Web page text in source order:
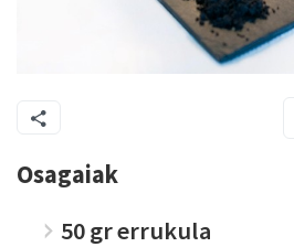
Osagaiak
50 gr errukula